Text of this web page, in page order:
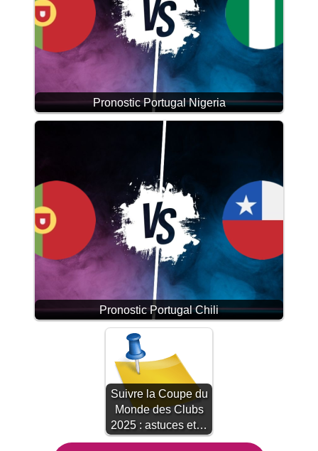
Pronostic Portugal Nigeria
Pronostic Portugal Chili
Suivre la Coupe du
Monde des Clubs
2025 : astuces et…